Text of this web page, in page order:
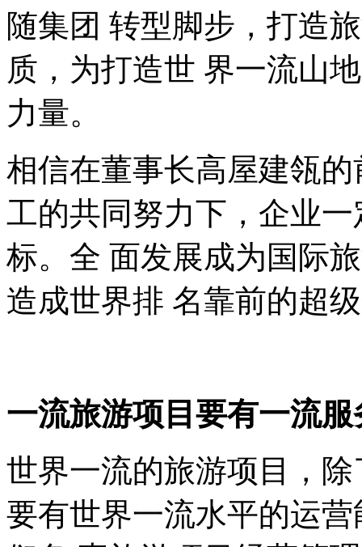
随集团 转型脚步，打造
质，为打造世 界一流山
力量。
相信在董事长高屋建瓴
工的共同努力下，企业
标。全 面发展成为国际
造成世界排 名靠前的超
一流旅游项目要有一流服
世界一流的旅游项目，
要有世界一流水平的运